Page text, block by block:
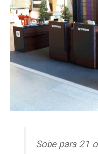
Sobe para 21